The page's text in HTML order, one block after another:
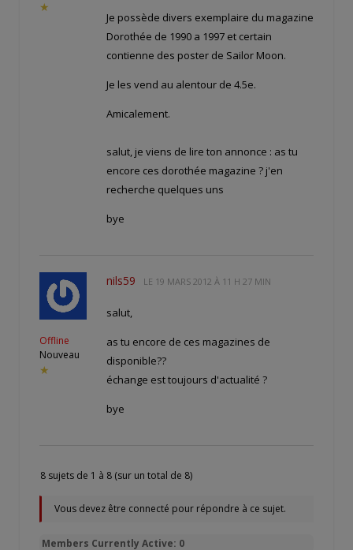
★
Je possède divers exemplaire du magazine
Dorothée de 1990 a 1997 et certain
contienne des poster de Sailor Moon.
Je les vend au alentour de 4.5e.
Amicalement.
salut, je viens de lire ton annonce : as tu
encore ces dorothée magazine ? j'en
recherche quelques uns
bye
Offline
Nouveau
★
nils59 LE 19 MARS 2012 À 11 H 27 MIN
salut,
as tu encore de ces magazines de
disponible??
échange est toujours d'actualité ?
bye
8 sujets de 1 à 8 (sur un total de 8)
Vous devez être connecté pour répondre à ce sujet.
Members Currently Active: 0